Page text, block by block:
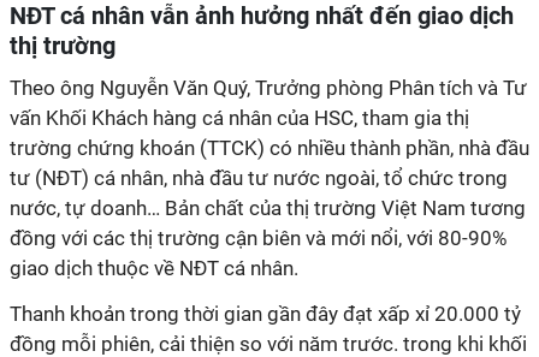
NĐT cá nhân vẫn ảnh hưởng nhất đến giao dịch
thị trường
Theo ông Nguyễn Văn Quý, Trưởng phòng Phân tích và Tư
vấn Khối Khách hàng cá nhân của HSC, tham gia thị
trường chứng khoán (TTCK) có nhiều thành phần, nhà đầu
tư (NĐT) cá nhân, nhà đầu tư nước ngoài, tổ chức trong
nước, tự doanh… Bản chất của thị trường Việt Nam tương
đồng với các thị trường cận biên và mới nổi, với 80-90%
giao dịch thuộc về NĐT cá nhân.
Thanh khoản trong thời gian gần đây đạt xấp xỉ 20.000 tỷ
đồng mỗi phiên, cải thiện so với năm trước. trong khi khối